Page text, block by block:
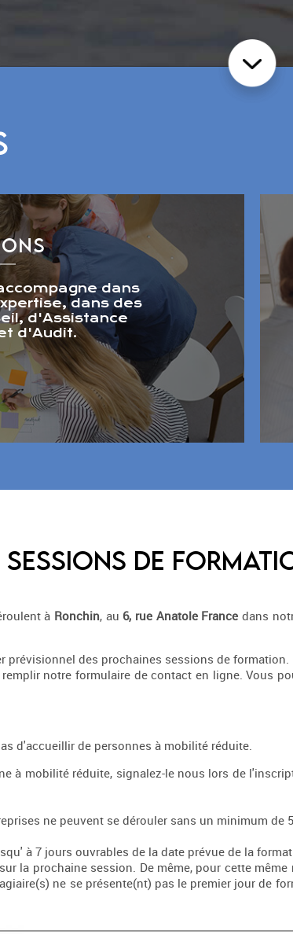
dans
dans des
d'Assistance
d'Audit.
sessions de
à Ronchin, au 6, rue Anatole France dans
prévisionnel des prochaines sessions de formation.
notre formulaire de contact en ligne. Vous
d'accueillir de personnes à mobilité réduite.
à mobilité réduite, signalez-le nous lors de
ne peuvent se dérouler sans un minimum de
à 7 jours ouvrables de la date prévue de la
la prochaine session. De même, pour cette
ne se présente(nt) pas le premier jour de